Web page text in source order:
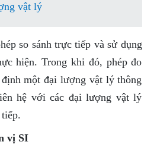
vật lý
so sánh trực tiếp và sử dụng
hiện. Trong khi đó, phép đo
một đại lượng vật lý thông
hệ với các đại lượng vật lý
vị SI